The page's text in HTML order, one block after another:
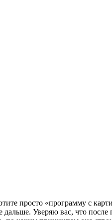
просто «программу с
Уверяю вас, что